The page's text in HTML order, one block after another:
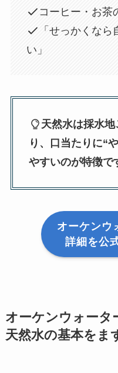
コーヒー・お茶
「せっかくな
い」
天然水は採水
り、口当たりに“
やすいのが特徴で
オーケンウ
詳細を公
オーケンウォータ
天然水の基本をま